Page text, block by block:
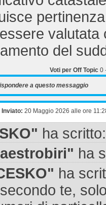
valutata
del
Voti per Off Topic 0
a questo messaggio
Inviato: 20 Maggio 2026 alle ore
ha scritto:
ha
ha
te,